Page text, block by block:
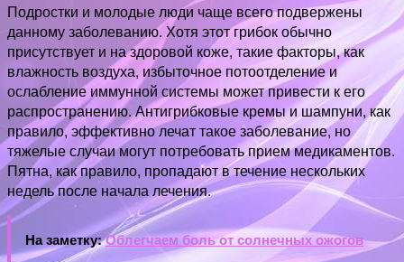
Подростки и молодые люди чаще всего подвержены
данному заболеванию. Хотя этот грибок обычно
присутствует и на здоровой коже, такие факторы, как
влажность воздуха, избыточное потоотделение и
ослабление иммунной системы может привести к его
распространению. Антигрибковые кремы и шампуни, как
правило, эффективно лечат такое заболевание, но
тяжелые случаи могут потребовать прием медикаментов.
Пятна, как правило, пропадают в течение нескольких
недель после начала лечения.
На заметку:Облегчаем боль от солнечных ожогов